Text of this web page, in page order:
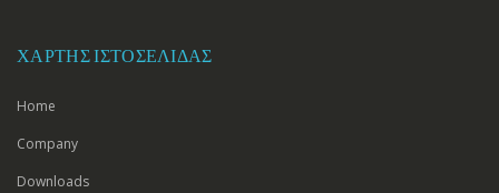
ΧΆΡΤΗΣ ΙΣΤΟΣΕΛΊΔΑΣ
Home
Company
Downloads